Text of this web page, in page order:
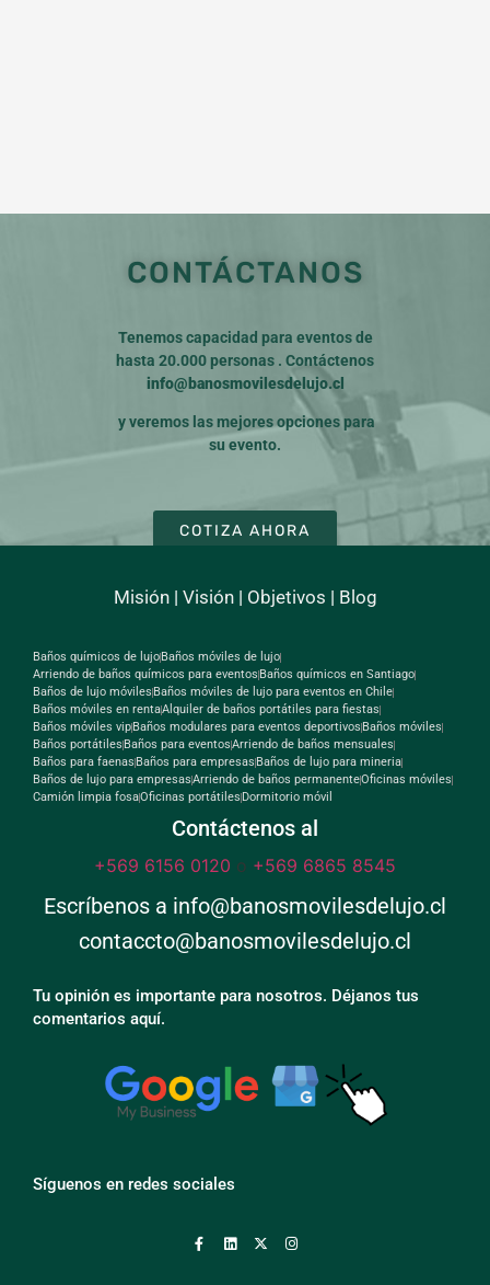
CONTÁCTANOS
Tenemos capacidad para eventos de
hasta 20.000 personas . Contáctenos
info@banosmovilesdelujo.cl
y veremos las mejores opciones para
su evento.
COTIZA AHORA
Misión| Visión| Objetivos | Blog
Baños químicos de lujo Baños móviles de lujo
Arriendo de baños químicos para eventos Baños químicos en Santiago
Baños de lujo móviles Baños móviles de lujo para eventos en Chile
Baños móviles en rentaAlquiler de baños portátiles para fiestas
Baños móviles vip Baños modulares para eventos deportivos Baños móviles
Baños portátiles Baños para eventosArriendo de baños mensuales
Baños para faenas Baños para empresas Baños de lujo para mineria
Baños de lujo para empresasArriendo de baños permanenteOficinas móviles
Camión limpia fosaOficinas portátiles Dormitorio móvil
Contáctenos al
+569 6156 0120 o +569 6865 8545
Escríbenos a info@banosmovilesdelujo.cl
contaccto@banosmovilesdelujo.cl
Tu opinión es importante para nosotros. Déjanos tus
comentarios aquí.
Síguenos en redes sociales